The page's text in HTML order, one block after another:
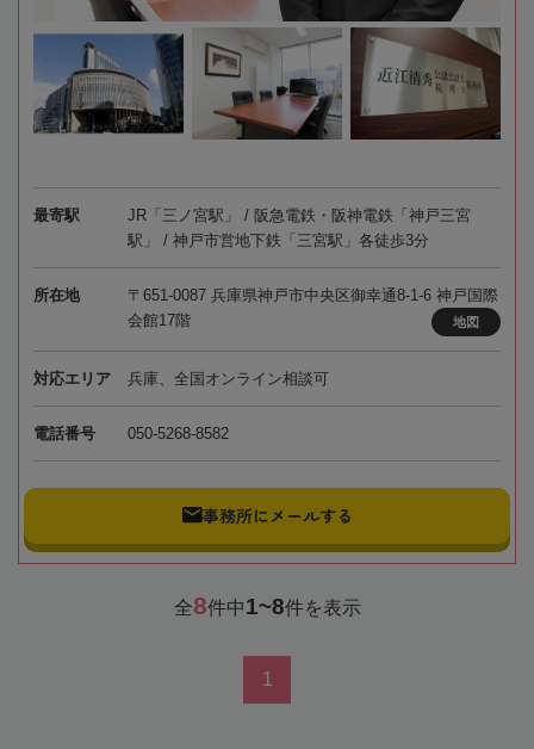
最寄駅
JR「三ノ宮駅」 / 阪急電鉄・阪神電鉄「神戸三宮
駅」 / 神戸市営地下鉄「三宮駅」各徒歩3分
所在地
〒651-0087 兵庫県神戸市中央区御幸通8-1-6 神戸国際
会館17階
地図
対応エリア 兵庫、全国オンライン相談可
電話番号 050-5268-8582
事務所にメールする
全8件中1~8件を表示
1